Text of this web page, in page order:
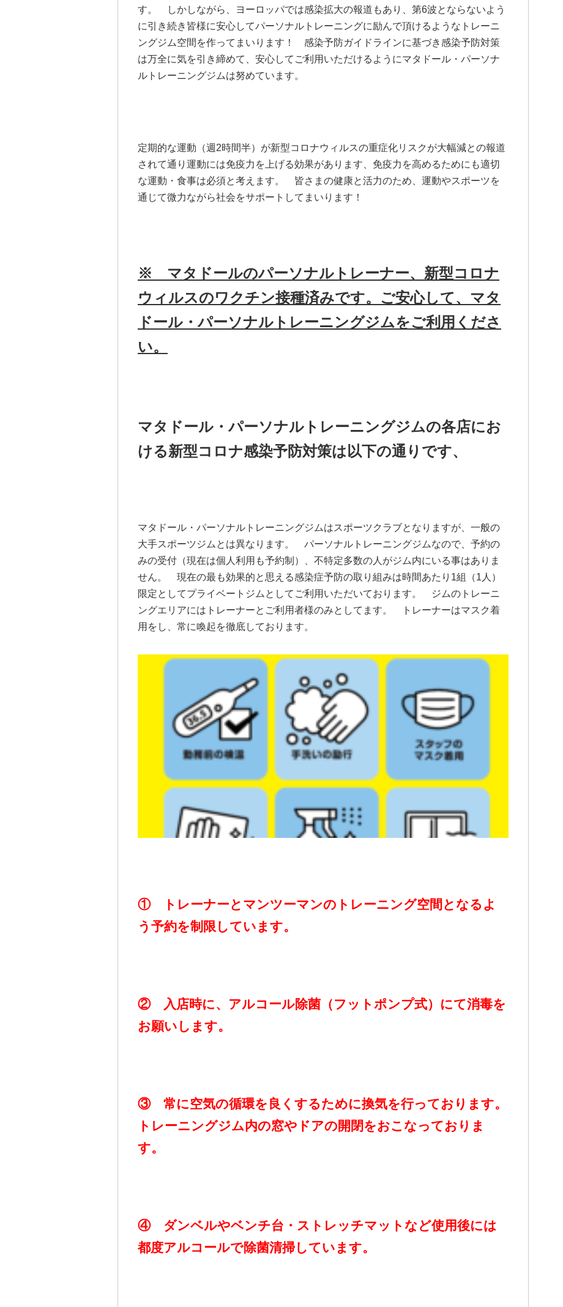
す。 しかしながら、ヨーロッパでは感染拡大の報道もあり、第6波とならないよう
に引き続き皆様に安心してパーソナルトレーニングに励んで頂けるようなトレーニ
ングジム空間を作ってまいります！ 感染予防ガイドラインに基づき感染予防対策
は万全に気を引き締めて、安心してご利用いただけるようにマタドール・パーソナ
ルトレーニングジムは努めています。
定期的な運動（週2時間半）が新型コロナウィルスの重症化リスクが大幅減との報道
されて通り運動には免疫力を上げる効果があります、免疫力を高めるためにも適切
な運動・食事は必須と考えます。 皆さまの健康と活力のため、運動やスポーツを
通じて微力ながら社会をサポートしてまいります！
※ マタドールのパーソナルトレーナー、新型コロナ
ウィルスのワクチン接種済みです。ご安心して、マタ
ドール・パーソナルトレーニングジムをご利用くださ
い。
マタドール・パーソナルトレーニングジムの各店にお
ける新型コロナ感染予防対策は以下の通りです、
マタドール・パーソナルトレーニングジムはスポーツクラブとなりますが、一般の
大手スポーツジムとは異なります。 パーソナルトレーニングジムなので、予約の
みの受付（現在は個人利用も予約制）、不特定多数の人がジム内にいる事はありま
せん。 現在の最も効果的と思える感染症予防の取り組みは時間あたり1組（1人）
限定としてプライベートジムとしてご利用いただいております。 ジムのトレーニ
ングエリアにはトレーナーとご利用者様のみとしてます。 トレーナーはマスク着
用をし、常に喚起を徹底しております。
① トレーナーとマンツーマンのトレーニング空間となるよ
う予約を制限しています。
② 入店時に、アルコール除菌（フットポンプ式）にて消毒を
お願いします。
③ 常に空気の循環を良くするために換気を行っております。
トレーニングジム内の窓やドアの開閉をおこなっておりま
す。
④ ダンベルやベンチ台・ストレッチマットなど使用後には
都度アルコールで除菌清掃しています。